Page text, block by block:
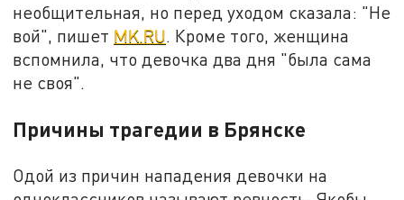
необщительная, но перед уходом сказала: "Не
вой", пишет MK.RU . Кроме того, женщина
вспомнила, что девочка два дня "была сама
не своя".
Причины трагедии в Брянске
Одой из причин нападения девочки на